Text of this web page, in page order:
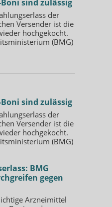
Boni sind zulässig
der
Versender ist die
hochgekocht.
(BMG)
Boni sind zulässig
der
Versender ist die
hochgekocht.
(BMG)
BMG
gegen
Arzneimittel